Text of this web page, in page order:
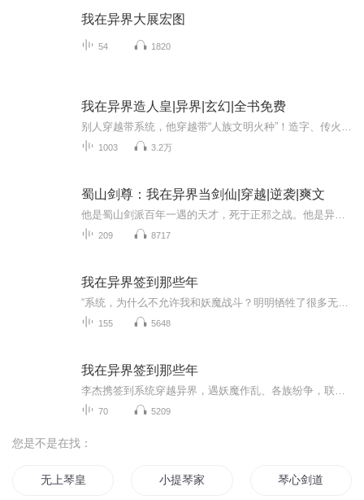
我在异界大展宏图
54 1820
我在异界造人皇|异界|玄幻|全书免费
1003 3.2万
蜀山剑尊：我在异界当剑仙|穿越|逆袭|爽文
209 8717
我在异界签到那些年
155 5648
我在异界签到那些年
70 5209
您是不是在找：
无上琴皇 小提琴家 琴心剑道